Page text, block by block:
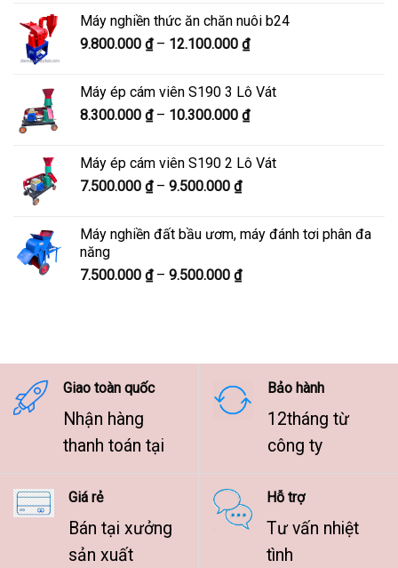
5.900.000 ₫
đến
Máy nghiền thức ăn chăn nuôi b24
9.800.000 ₫ – 12.100.000 ₫Khoảng
9.800.000 ₫
đến
Máy ép cám viên S190 3 Lô Vát
8.300.000 ₫ – 10.300.000 ₫Khoảng
8.300.000 ₫
Máy ép cám viên S190 2 Lô Vát
7.500.000 ₫ – 9.500.000 ₫Khoảng
7.500.000 ₫
9.500.000 ₫
Máy nghiền đất bầu ươm, máy đánh tơi phân đa
năng
7.500.000 ₫ – 9.500.000 ₫Khoảng
9.500.000 ₫
Giao toàn quốc
Nhận hàng
thanh toán tại
Bảo hành
12tháng từ
công ty
Giá rẻ
Bán tại xưởng
sản xuất
Hỗ trợ
Tư vấn nhiệt
tình